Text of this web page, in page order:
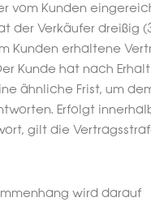
vom Kunden
der Verkäufer dreißig
Kunden erhaltene
Kunde hat nach
ähnliche Frist, um
Erfolgt
gilt die
wird darauf